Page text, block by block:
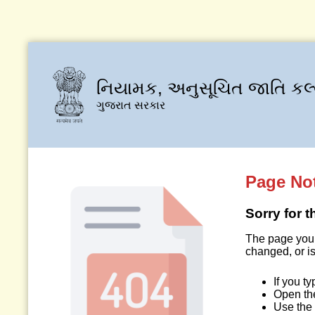
નિયામક, અનુસૂચિત જાતિ
ગુજરાત સરકાર
Page
Sorry for
The page
changed, or
If you
Open
Use